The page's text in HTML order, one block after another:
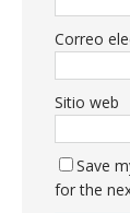
Correo
Sitio web
Save
for the